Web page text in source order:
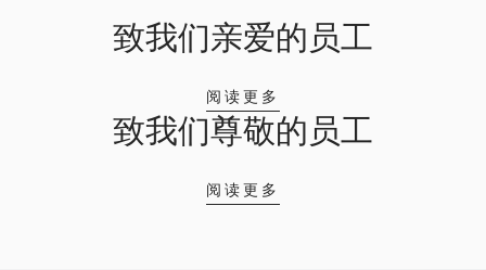
致我们亲爱的员工
阅读更多
致我们尊敬的员工
阅读更多